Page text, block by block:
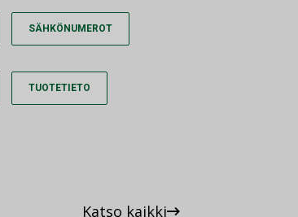
SÄHKÖNUMEROT
TUOTETIETO
Katso kaikki